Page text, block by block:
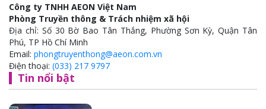
Công ty TNHH AEON Việt Nam
Phòng Truyền thông & Trách nhiệm xã hội
Địa chỉ: Số 30 Bờ Bao Tân Thắng, Phường Sơn Kỳ, Quận Tân
Phú, TP Hồ Chí Minh
Email: phongtruyenthong@aeon.com.vn
Điện thoại: (033) 217 9797
Tin nổi bật